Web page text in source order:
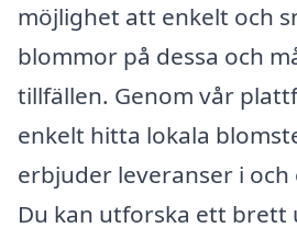
möjlighet att enkelt och
blommor på dessa och
tillfällen. Genom vår
enkelt hitta lokala
erbjuder leveranser i och
Du kan utforska ett brett